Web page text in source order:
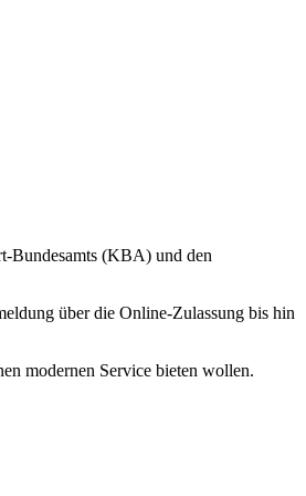
Bundesamts (KBA) und den
über die Online-Zulassung bis hin
modernen Service bieten wollen.